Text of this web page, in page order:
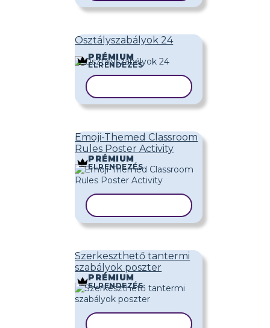
Osztályszabályok 24
PRÉMIUM
ELRENDEZÉS
Emoji-Themed Classroom
Rules Poster Activity
PRÉMIUM
ELRENDEZÉS
Szerkeszthető tantermi
szabályok poszter
PRÉMIUM
ELRENDEZÉS